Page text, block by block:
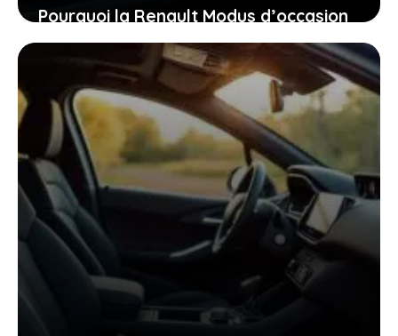
Pourquoi la Renault Modus d’occasion
pourrait bien être la voiture idéale
pour vous aujourd’hui
26 janvier 2026